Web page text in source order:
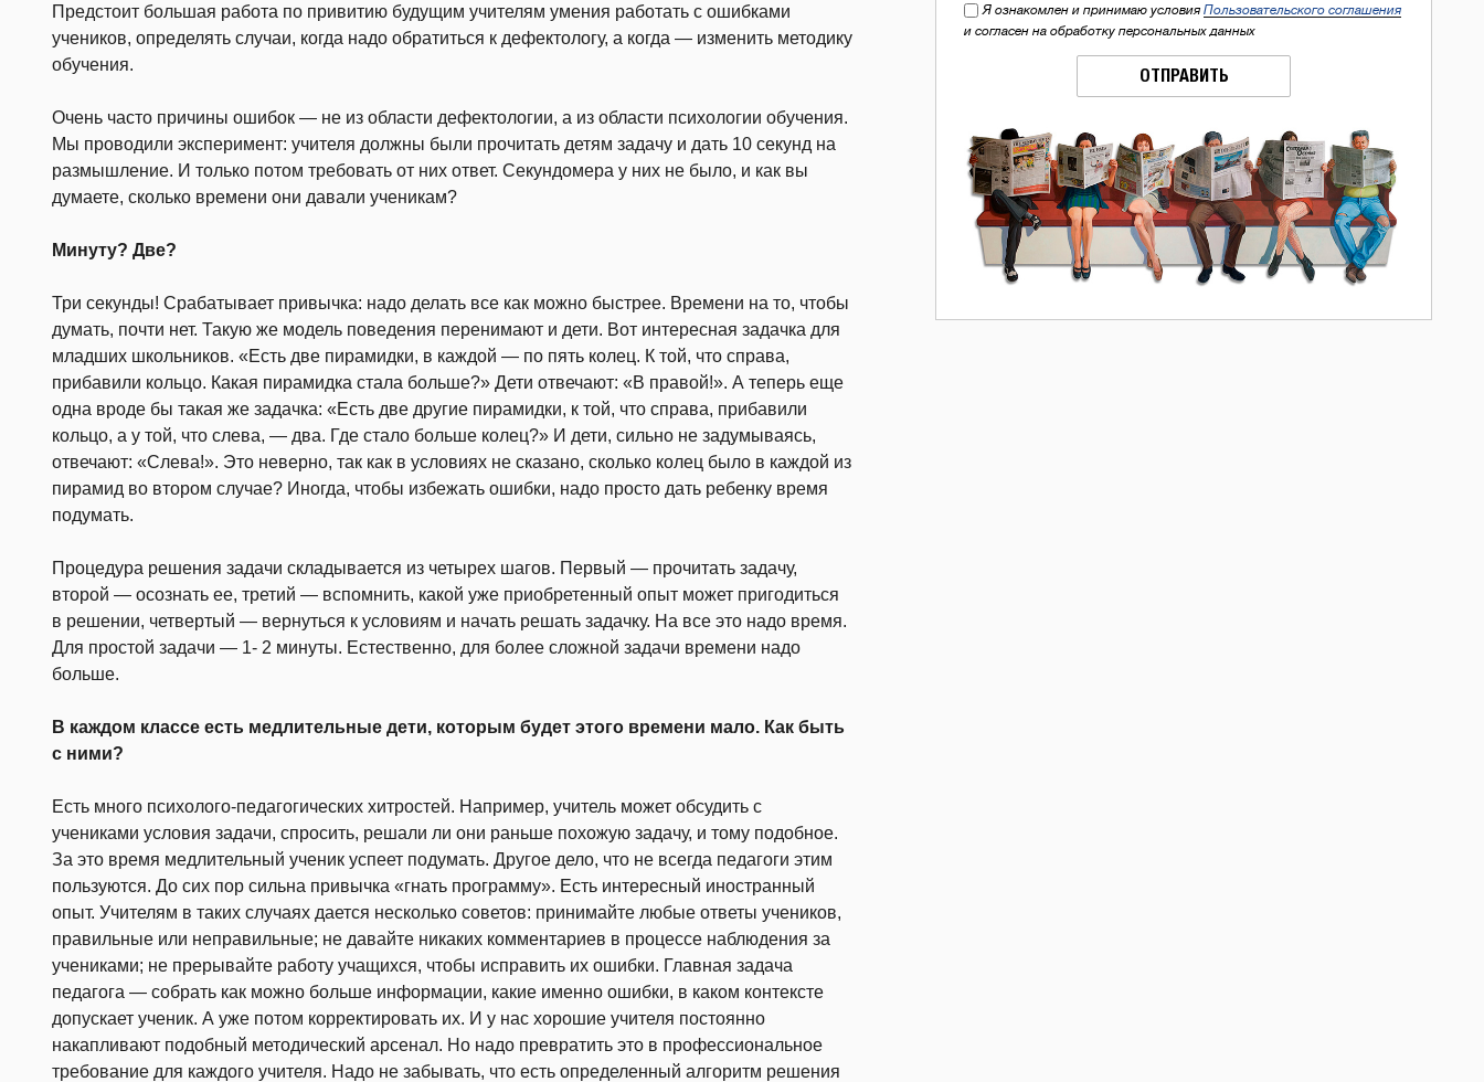
Предстоит большая работа по привитию будущим учителям умения работать с ошибками
учеников, определять случаи, когда надо обратиться к дефектологу, а когда — изменить методику
обучения.
Очень часто причины ошибок — не из области дефектологии, а из области психологии обучения.
Мы проводили эксперимент: учителя должны были прочитать детям задачу и дать 10 секунд на
размышление. И только потом требовать от них ответ. Секундомера у них не было, и как вы
думаете, сколько времени они давали ученикам?
Минуту? Две?
Три секунды! Срабатывает привычка: надо делать все как можно быстрее. Времени на то, чтобы
думать, почти нет. Такую же модель поведения перенимают и дети. Вот интересная задачка для
младших школьников. «Есть две пирамидки, в каждой — по пять колец. К той, что справа,
прибавили кольцо. Какая пирамидка стала больше?» Дети отвечают: «В правой!». А теперь еще
одна вроде бы такая же задачка: «Есть две другие пирамидки, к той, что справа, прибавили
кольцо, а у той, что слева, — два. Где стало больше колец?» И дети, сильно не задумываясь,
отвечают: «Слева!». Это неверно, так как в условиях не сказано, сколько колец было в каждой из
пирамид во втором случае? Иногда, чтобы избежать ошибки, надо просто дать ребенку время
подумать.
Процедура решения задачи складывается из четырех шагов. Первый — прочитать задачу,
второй — осознать ее, третий — вспомнить, какой уже приобретенный опыт может пригодиться
в решении, четвертый — вернуться к условиям и начать решать задачку. На все это надо время.
Для простой задачи — 1- 2 минуты. Естественно, для более сложной задачи времени надо
больше.
В каждом классе есть медлительные дети, которым будет этого времени мало. Как быть
с ними?
Есть много психолого-педагогических хитростей. Например, учитель может обсудить с
учениками условия задачи, спросить, решали ли они раньше похожую задачу, и тому подобное.
За это время медлительный ученик успеет подумать. Другое дело, что не всегда педагоги этим
пользуются. До сих пор сильна привычка «гнать программу». Есть интересный иностранный
опыт. Учителям в таких случаях дается несколько советов: принимайте любые ответы учеников,
правильные или неправильные; не давайте никаких комментариев в процессе наблюдения за
учениками; не прерывайте работу учащихся, чтобы исправить их ошибки. Главная задача
педагога — собрать как можно больше информации, какие именно ошибки, в каком контексте
допускает ученик. А уже потом корректировать их. И у нас хорошие учителя постоянно
накапливают подобный методический арсенал. Но надо превратить это в профессиональное
требование для каждого учителя. Надо не забывать, что есть определенный алгоритм решения
Я ознакомлен и принимаю условия Пользовательского соглашения
и согласен на обработку персональных данных
ОТПРАВИТЬ